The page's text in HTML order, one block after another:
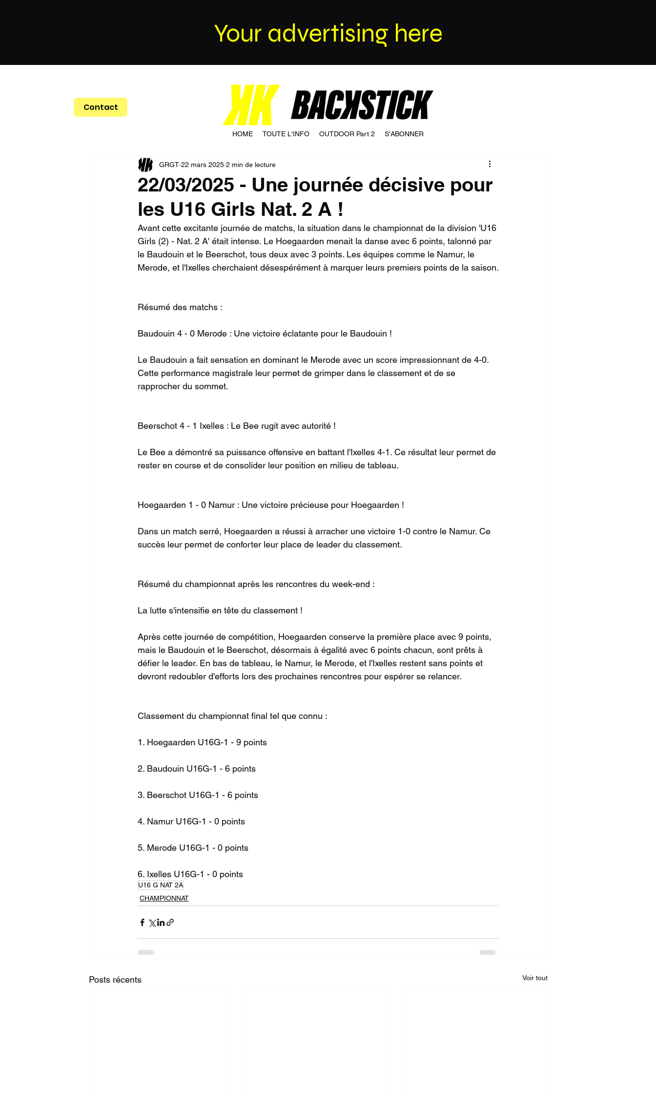
Your advertising here
Contact
HOME TOUTE L'INFO OUTDOOR Part 2 S'ABONNER
22/03/2025 - Une journée décisive pour
les U16 Girls Nat. 2 A !
GRGT 22 mars 2025 2 min de lecture
Avant cette excitante journée de matchs, la situation dans le championnat de la division 'U16
Girls (2) - Nat. 2 A' était intense. Le Hoegaarden menait la danse avec 6 points, talonné par
le Baudouin et le Beerschot, tous deux avec 3 points. Les équipes comme le Namur, le
Merode, et l'Ixelles cherchaient désespérément à marquer leurs premiers points de la saison.
Résumé des matchs :
Baudouin 4 - 0 Merode : Une victoire éclatante pour le Baudouin !
Le Baudouin a fait sensation en dominant le Merode avec un score impressionnant de 4-0.
Cette performance magistrale leur permet de grimper dans le classement et de se
rapprocher du sommet.
Beerschot 4 - 1 Ixelles : Le Bee rugit avec autorité !
Le Bee a démontré sa puissance offensive en battant l'Ixelles 4-1. Ce résultat leur permet de
rester en course et de consolider leur position en milieu de tableau.
Hoegaarden 1 - 0 Namur : Une victoire précieuse pour Hoegaarden !
Dans un match serré, Hoegaarden a réussi à arracher une victoire 1-0 contre le Namur. Ce
succès leur permet de conforter leur place de leader du classement.
Résumé du championnat après les rencontres du week-end :
La lutte s'intensifie en tête du classement !
Après cette journée de compétition, Hoegaarden conserve la première place avec 9 points,
mais le Baudouin et le Beerschot, désormais à égalité avec 6 points chacun, sont prêts à
défier le leader. En bas de tableau, le Namur, le Merode, et l'Ixelles restent sans points et
devront redoubler d'efforts lors des prochaines rencontres pour espérer se relancer.
Classement du championnat final tel que connu :
1. Hoegaarden U16G-1 - 9 points
2. Baudouin U16G-1 - 6 points
3. Beerschot U16G-1 - 6 points
4. Namur U16G-1 - 0 points
5. Merode U16G-1 - 0 points
6. Ixelles U16G-1 - 0 points
U16 G NAT 2A
CHAMPIONNAT
Posts récents Voir tout